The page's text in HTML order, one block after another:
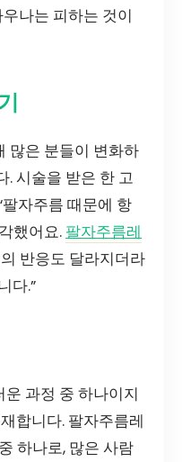
나는 피하는 것이
많은 분들이 변화하
. 시술을 받은 한 고
자주름 때문에 항
했어요. 팔자주름레
반응도 달라지더라
다.”
과정 중 하나이지
합니다. 팔자주름레
하나로, 많은 사람